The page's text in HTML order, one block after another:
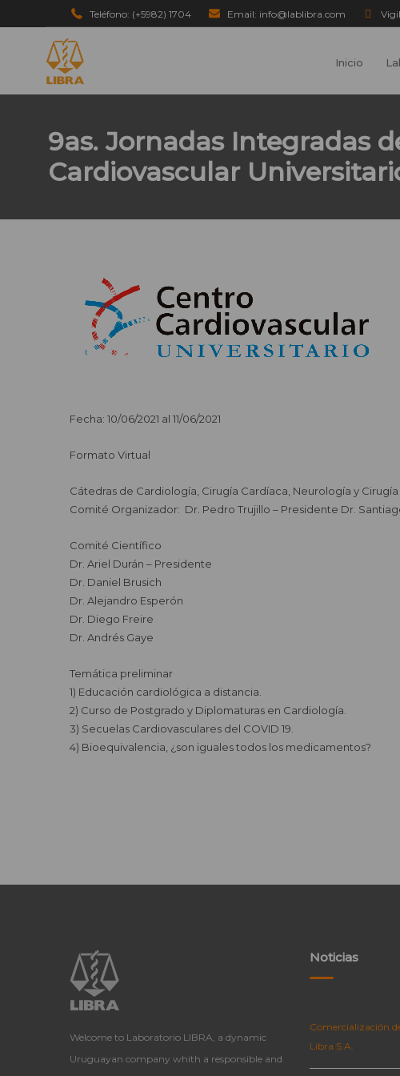
Teléfono: (+5982) 1704 Email: info@lablibra.com
Inicio
9as. Jornadas Integradas
Cardiovascular
Fecha: 10/06/2021 al 11/06/2021
Formato Virtual
Cátedras de Cardiología, Cirugía Cardíaca, Neurología y Cirugía
Comité Organizador: Dr. Pedro Trujillo – Presidente Dr.
Comité Científico
Dr. Ariel Durán – Presidente
Dr. Daniel Brusich
Dr. Alejandro Esperón
Dr. Diego Freire
Dr. Andrés Gaye
Temática preliminar
1) Educación cardiológica a distancia.
2) Curso de Postgrado y Diplomaturas en Cardiología.
3) Secuelas Cardiovasculares del COVID 19.
4) Bioequivalencia, ¿son iguales todos los medicamentos?
Welcome to Laboratorio LIBRA, a dynamic
Uruguayan company whith a responsible and
Noticias
Comercialización
Libra S.A.